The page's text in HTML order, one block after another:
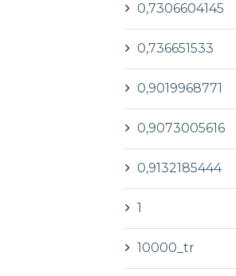
0,7306604145
0,736651533
0,9019968771
0,9073005616
0,9132185444
1
10000_tr